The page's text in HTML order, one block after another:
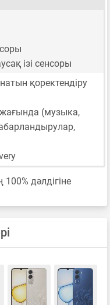
ізі сенсоры
қоректендіру
(музыка,
100% дәлдігіне